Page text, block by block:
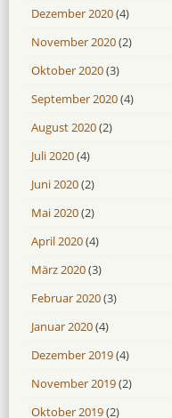
Dezember 2020(4)
November 2020(2)
Oktober 2020(3)
September 2020(4)
August 2020(2)
Juli 2020(4)
Juni 2020(2)
Mai 2020(2)
April 2020(4)
März 2020(3)
Februar 2020(3)
Januar 2020(4)
Dezember 2019(4)
November 2019(2)
Oktober 2019(2)